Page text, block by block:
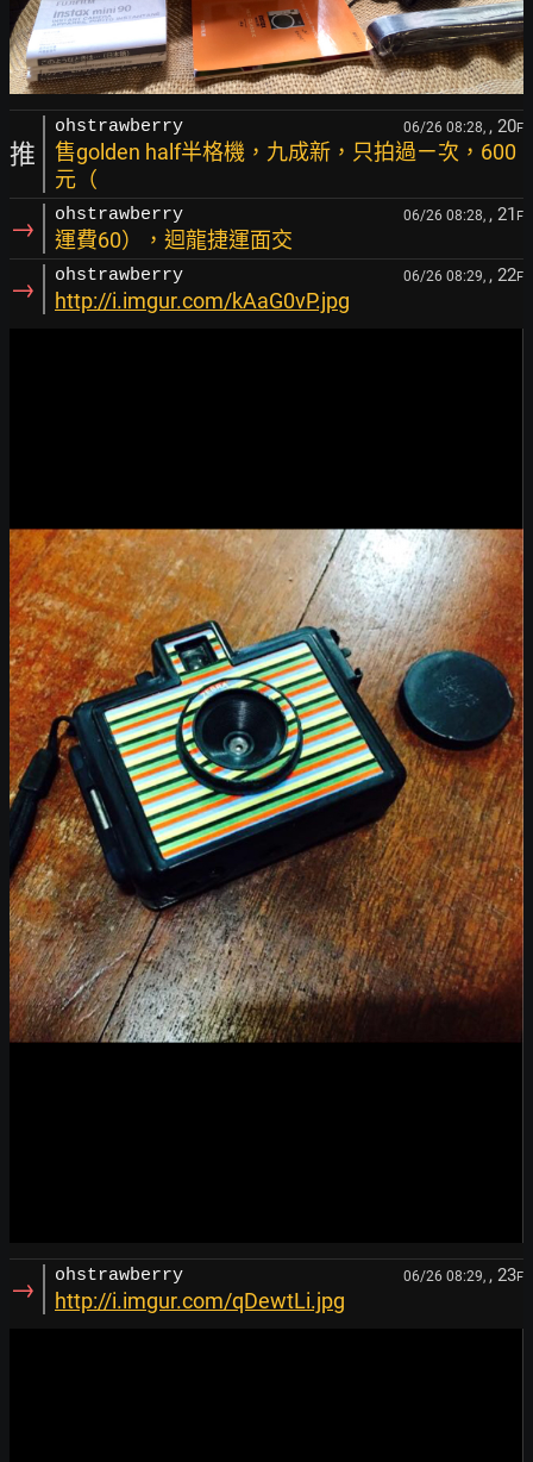
推
ohstrawberry 06/26 08:28, , 20F
售golden half半格機，九成新，只拍過ㄧ次，600
元（
→ ohstrawberry 06/26 08:28, , 21 F
運費60），迴龍捷運面交
→ ohstrawberry 06/26 08:29, , 22F
http://i.imgur.com/kAaG0vP.jpg
→ ohstrawberry 06/26 08:29, , 23F
http://i.imgur.com/qDewtLi.jpg